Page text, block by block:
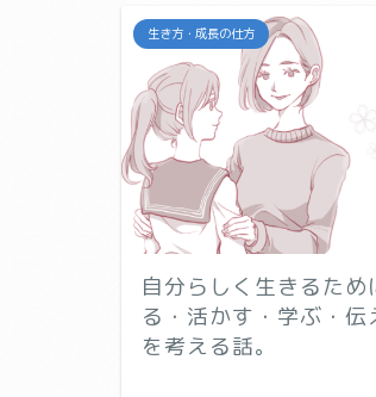
生き方・成長の仕方
自分らしく生きるため
る・活かす・学ぶ・伝
を考える話。